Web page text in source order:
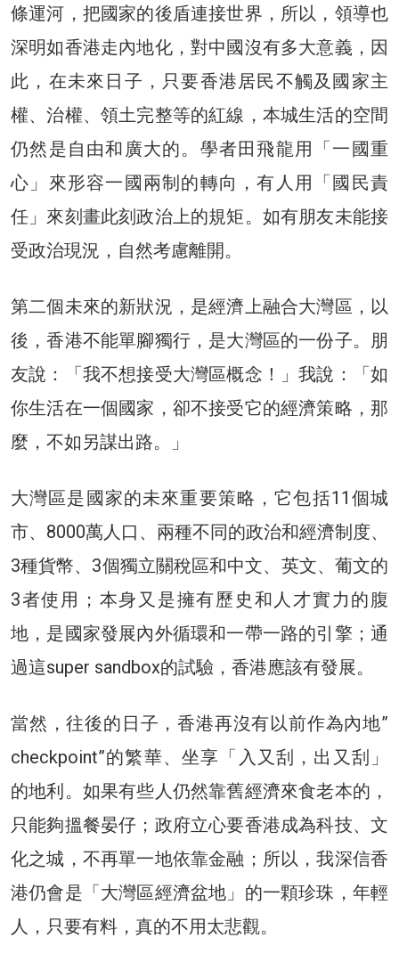
條運河，把國家的後盾連接世界，所以，領導也
深明如香港走內地化，對中國沒有多大意義，因
此，在未來日子，只要香港居民不觸及國家主
權、治權、領土完整等的紅線，本城生活的空間
仍然是自由和廣大的。學者田飛龍用「一國重
心」來形容一國兩制的轉向，有人用「國民責
任」來刻畫此刻政治上的規矩。如有朋友未能接
受政治現況，自然考慮離開。
第二個未來的新狀況，是經濟上融合大灣區，以
後，香港不能單腳獨行，是大灣區的一份子。朋
友說：「我不想接受大灣區概念！」我說：「如
你生活在一個國家，卻不接受它的經濟策略，那
麼，不如另謀出路。」
大灣區是國家的未來重要策略，它包括11個城
市、8000萬人口、兩種不同的政治和經濟制度、
3種貨幣、3個獨立關稅區和中文、英文、葡文的
3者使用；本身又是擁有歷史和人才實力的腹
地，是國家發展內外循環和一帶一路的引擎；通
過這super sandbox的試驗，香港應該有發展。
當然，往後的日子，香港再沒有以前作為內地”
checkpoint”的繁華、坐享「入又刮，出又刮」
的地利。如果有些人仍然靠舊經濟來食老本的，
只能夠搵餐晏仔；政府立心要香港成為科技、文
化之城，不再單一地依靠金融；所以，我深信香
港仍會是「大灣區經濟盆地」的一顆珍珠，年輕
人，只要有料，真的不用太悲觀。